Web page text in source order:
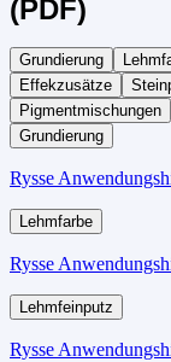
(PDF)
Grundierung
Effekzusätze
Pigmentmischungen
Grundierung
Rysse
Lehmfarbe
Rysse
Lehmfeinputz
Rysse